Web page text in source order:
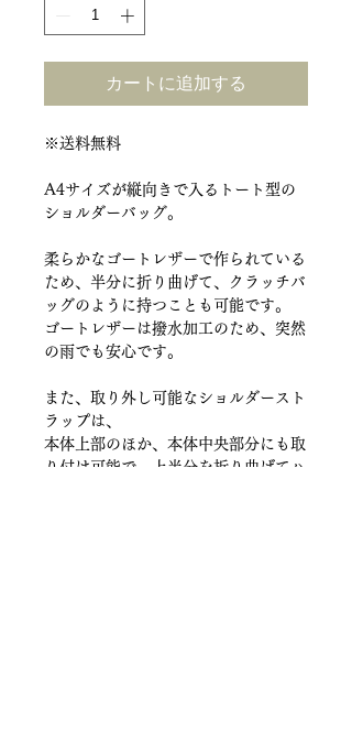
カートに追加する
※送料無料
A4サイズが縦向きで入るトート型の
ショルダーバッグ。
柔らかなゴートレザーで作られている
ため、半分に折り曲げて、クラッチバ
ッグのように持つことも可能です。
ゴートレザーは撥水加工のため、突然
の雨でも安心です。
また、取り外し可能なショルダースト
ラップは、
本体上部のほか、本体中央部分にも取
り付け可能で、上半分を折り曲げてハ